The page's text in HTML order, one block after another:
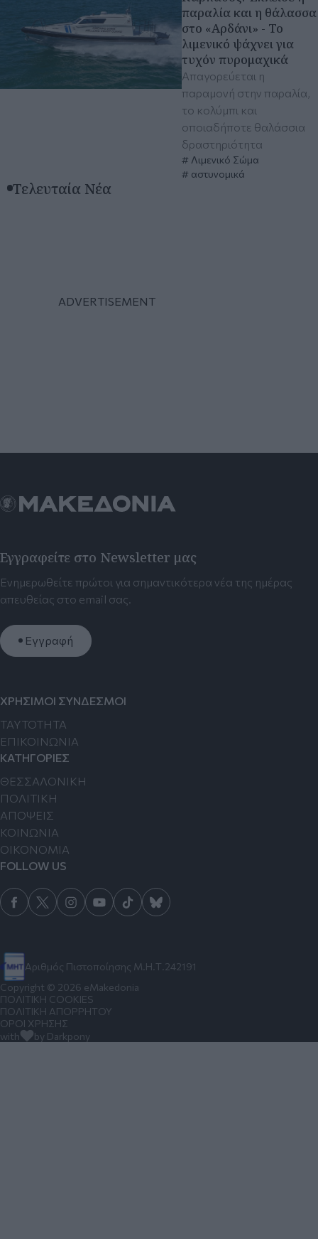
παραλία και η θάλασσα
στο «Αρδάνι» - Το
λιμενικό ψάχνει για
τυχόν πυρομαχικά
Απαγορεύεται η
παραμονή στην παραλία,
το κολύμπι και
οποιαδήποτε θαλάσσια
δραστηριότητα
Λιμενικό Σώμα
αστυνομικά
Τελευταία Νέα
Εγγραφείτε στο Newsletter μας
Ενημερωθείτε πρώτοι για σημαντικότερα νέα της ημέρας
απευθείας στο email σας.
Εγγραφή
Αριθμός Πιστοποίησης Μ.Η.Τ.242191
ΧΡΗΣΙΜΟΙ ΣΥΝΔΕΣΜΟΙ
TAYTOTHTA
ΕΠΙΚΟΙΝΩΝΙΑ
ΚΑΤΗΓΟΡΙΕΣ
ΘΕΣΣΑΛΟΝΙΚΗ
ΠΟΛΙΤΙΚΗ
ΑΠΟΨΕΙΣ
ΚΟΙΝΩΝΙΑ
ΟΙΚΟΝΟΜΙΑ
FOLLOW US
Copyright © 2026 eMakedonia
ΠΟΛΙΤΙΚΗ COOKIES
ΠΟΛΙΤΙΚΗ ΑΠΟΡΡΗΤΟΥ
ΟΡΟΙ ΧΡΗΣΗΣ
with
by Darkpony